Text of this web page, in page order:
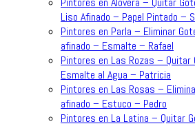
Liso Afinado – Papel Pintado –
Pintores en Parla – Eliminar
afinado – Esmalte – Rafael
Pintores en Las Rozas – Quitar
Esmalte al Agua – Patricia
Pintores en Las Rosas –
afinado – Estuco – Pedro
Pintores en La Latina – Quitar